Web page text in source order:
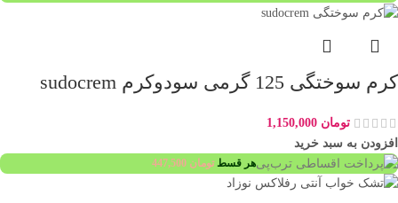
کرم سوختگی 125 گرمی سودوکرم sudocrem
تومان
افزودن به سبد خرید
هر قسطتومان